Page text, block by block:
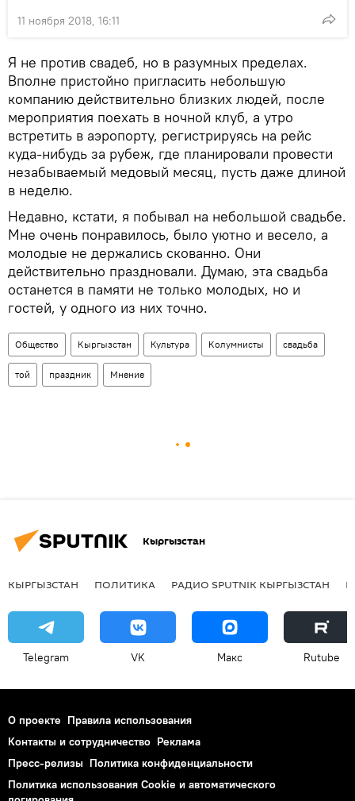
11 ноября 2018, 16:11
Я не против свадеб, но в разумных пределах.
Вполне пристойно пригласить небольшую
компанию действительно близких людей, после
мероприятия поехать в ночной клуб, а утро
встретить в аэропорту, регистрируясь на рейс
куда-нибудь за рубеж, где планировали провести
незабываемый медовый месяц, пусть даже длиной
в неделю.
Недавно, кстати, я побывал на небольшой свадьбе.
Мне очень понравилось, было уютно и весело, а
молодые не держались скованно. Они
действительно праздновали. Думаю, эта свадьба
останется в памяти не только молодых, но и
гостей, у одного из них точно.
Общество Кыргызстан Культура Колумнисты свадьба
той праздник Мнение
Кыргызстан
КЫРГЫЗСТАН ПОЛИТИКА РАДИО SPUTNIK КЫРГЫЗСТАН
Telegram VK Макс Rutube
О проекте Правила использования
Контакты и сотрудничество Реклама
Пресс-релизы Политика конфиденциальности
Политика использования Cookie и автоматического